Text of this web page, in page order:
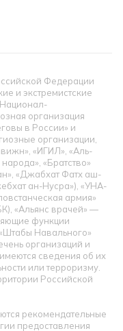
Федерации
и экстремистские
Национал-
организация
в России» и
организации,
«ИГИЛ», «Аль-
«Братство»
«Джабхат Фатх аш-
ан-Нусра»), «УНА-
армия»
«Альянс врачей» —
функции
Навального»
организаций и
сведения об их
или терроризму.
Российской
рекомендательные
предоставления